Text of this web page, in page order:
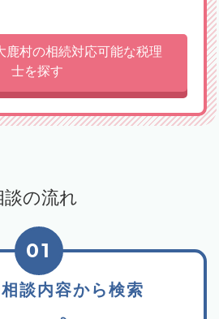
鹿村の相続対応可能な税理
士を探す
の流れ
談内容から検索
01